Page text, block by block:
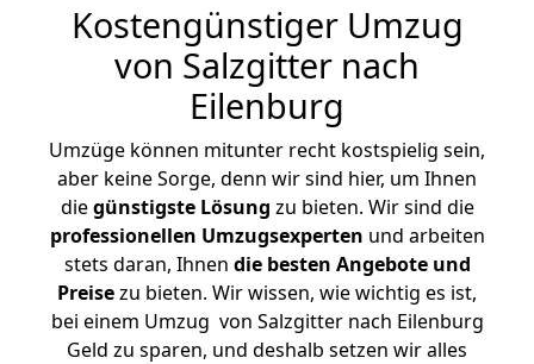
Kostengünstiger Umzug
von Salzgitter nach
Eilenburg
Umzüge können mitunter recht kostspielig sein,
aber keine Sorge, denn wir sind hier, um Ihnen
diegünstigste Lösung zu bieten. Wir sind die
professionellen Umzugsexperten und arbeiten
stets daran, Ihnen die besten Angebote und
Preisezu bieten. Wir wissen, wie wichtig es ist,
bei einem Umzug von Salzgitter nach Eilenburg
Geld zu sparen, und deshalb setzen wir alles